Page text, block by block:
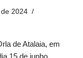
2024
de Atalaia, em
15 de junho,